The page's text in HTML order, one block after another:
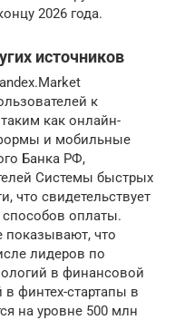
2026 года.
источников
к
как онлайн-
и мобильные
Банка РФ,
Системы быстрых
что свидетельствует
способов оплаты.
что
лидеров по
в финансовой
финтех-стартапы в
на уровне 500 млн